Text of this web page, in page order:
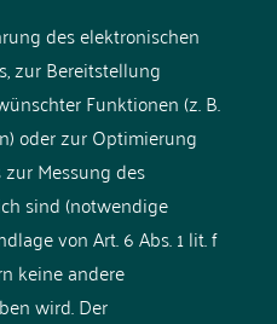
des elektronischen
zur Bereitstellung
Funktionen (z. B.
oder zur Optimierung
Messung des
sind (notwendige
von Art. 6 Abs. 1 lit. f
keine andere
wird. Der